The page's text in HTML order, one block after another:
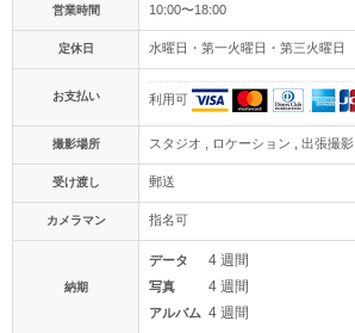
営業時間 10:00〜18:00
定休日 水曜日・第一火曜日・第三火曜日
お支払い 利用可
撮影場所 スタジオ , ロケーション , 出張撮影
受け渡し 郵送
カメラマン 指名可
納期
データ 4 週間
写真 4 週間
アルバム 4 週間